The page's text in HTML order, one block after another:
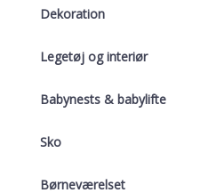
Dekoration
Legetøj og interiør
Babynests & babylifte
Sko
Børneværelset